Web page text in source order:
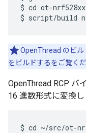
$ cd ot-nrf528xx
OpenThread のビル
をビルドするをご覧くだ
OpenThread RCP バ
16 進数形式に変換し
$ cd ~/src/ot-